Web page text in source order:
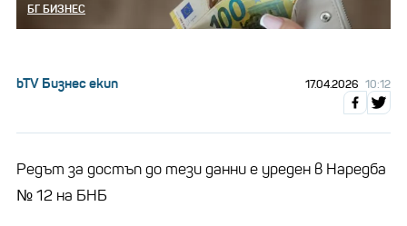
БГ БИЗНЕС
bTV Бизнес екип 17.04.2026 10:12
Редът за достъп до тези данни е уреден в Наредба
№ 12 на БНБ